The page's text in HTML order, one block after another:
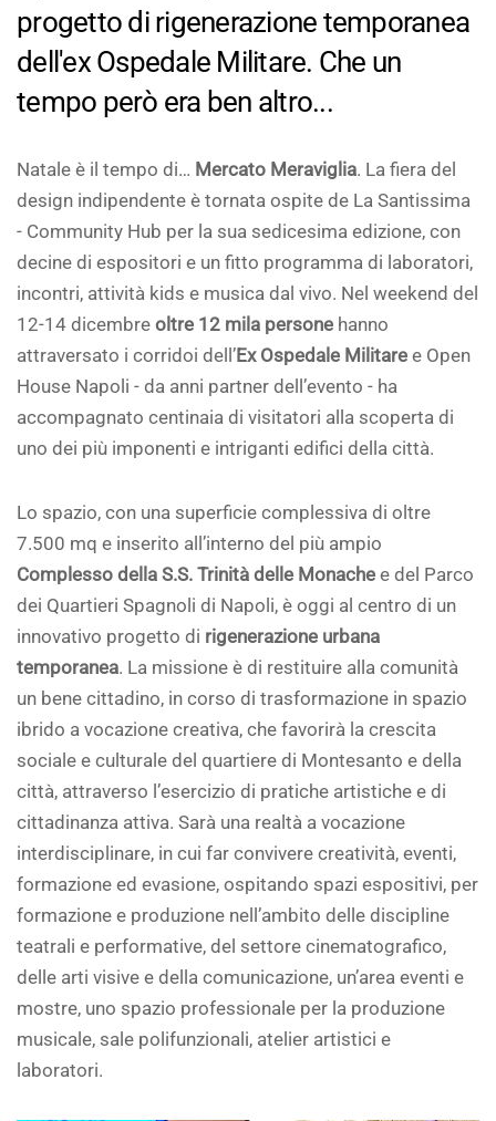
progetto di rigenerazione temporanea
dell'ex Ospedale Militare. Che un
tempo però era ben altro...
Natale è il tempo di… Mercato Meraviglia. La fiera del
design indipendente è tornata ospite de La Santissima
- Community Hub per la sua sedicesima edizione, con
decine di espositori e un fitto programma di laboratori,
incontri, attività kids e musica dal vivo. Nel weekend del
12-14 dicembre oltre 12 mila persone hanno
attraversato i corridoi dell’Ex Ospedale Militare e Open
House Napoli - da anni partner dell’evento - ha
accompagnato centinaia di visitatori alla scoperta di
uno dei più imponenti e intriganti edifici della città.
Lo spazio, con una superficie complessiva di oltre
7.500 mq e inserito all’interno del più ampio
Complesso della S.S. Trinità delle Monache e del Parco
dei Quartieri Spagnoli di Napoli, è oggi al centro di un
innovativo progetto di rigenerazione urbana
temporanea. La missione è di restituire alla comunità
un bene cittadino, in corso di trasformazione in spazio
ibrido a vocazione creativa, che favorirà la crescita
sociale e culturale del quartiere di Montesanto e della
città, attraverso l’esercizio di pratiche artistiche e di
cittadinanza attiva. Sarà una realtà a vocazione
interdisciplinare, in cui far convivere creatività, eventi,
formazione ed evasione, ospitando spazi espositivi, per
formazione e produzione nell’ambito delle discipline
teatrali e performative, del settore cinematografico,
delle arti visive e della comunicazione, un’area eventi e
mostre, uno spazio professionale per la produzione
musicale, sale polifunzionali, atelier artistici e
laboratori.